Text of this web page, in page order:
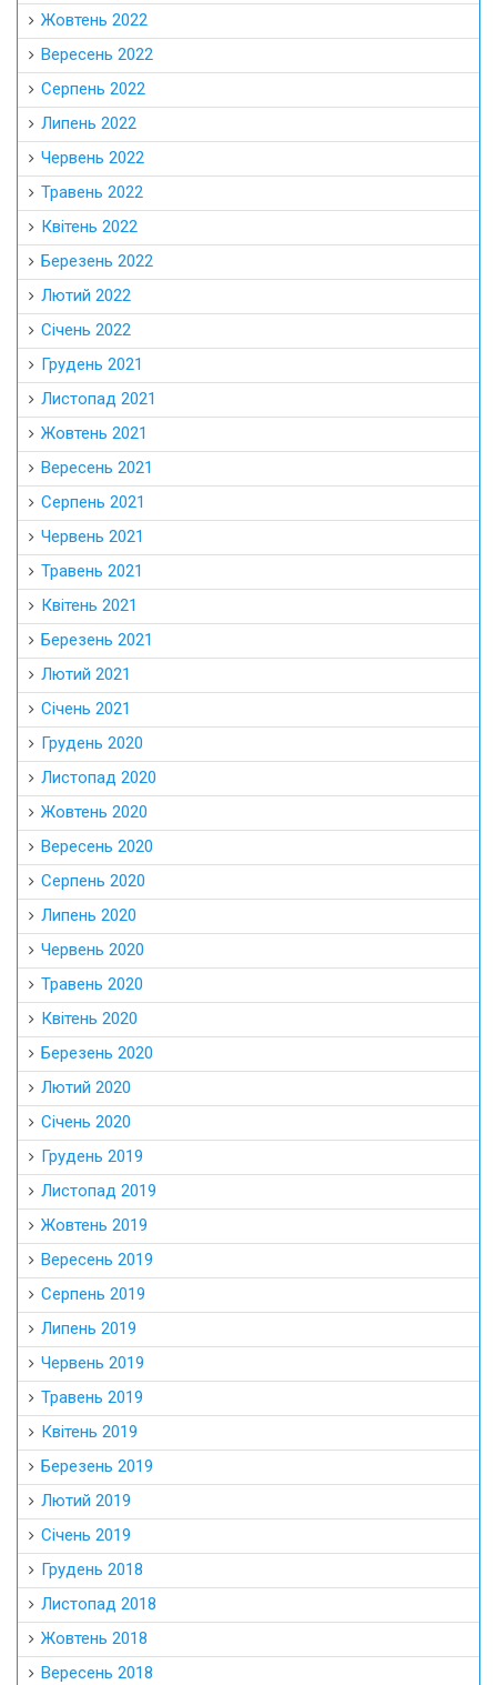
Жовтень 2022
Вересень 2022
Серпень 2022
Липень 2022
Червень 2022
Травень 2022
Квітень 2022
Березень 2022
Лютий 2022
Січень 2022
Грудень 2021
Листопад 2021
Жовтень 2021
Вересень 2021
Серпень 2021
Червень 2021
Травень 2021
Квітень 2021
Березень 2021
Лютий 2021
Січень 2021
Грудень 2020
Листопад 2020
Жовтень 2020
Вересень 2020
Серпень 2020
Липень 2020
Червень 2020
Травень 2020
Квітень 2020
Березень 2020
Лютий 2020
Січень 2020
Грудень 2019
Листопад 2019
Жовтень 2019
Вересень 2019
Серпень 2019
Липень 2019
Червень 2019
Травень 2019
Квітень 2019
Березень 2019
Лютий 2019
Січень 2019
Грудень 2018
Листопад 2018
Жовтень 2018
Вересень 2018